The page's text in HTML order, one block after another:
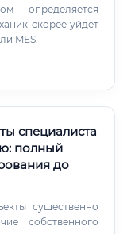
определяется
скорее уйдёт
MES.
специалиста
полный
до
существенно
собственного